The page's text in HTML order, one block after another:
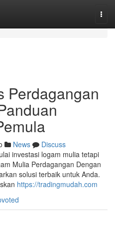
Perdagangan
News
Discuss
investasi logam mulia tetapi
Mulia Perdagangan Dengan
solusi terbaik untuk Anda.
https://tradingmudah.com